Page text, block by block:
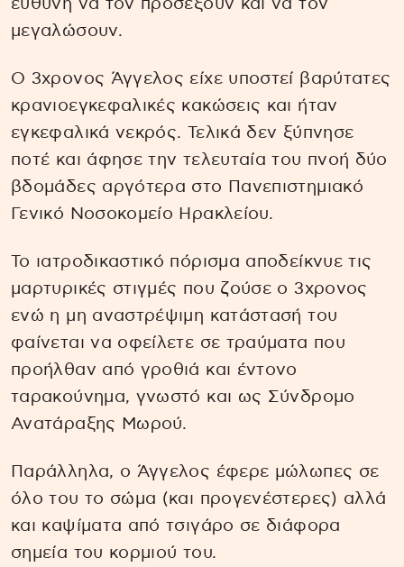
ευθύνη να τον προσέξουν και να τον
μεγαλώσουν.
Ο 3χρονος Άγγελος είχε υποστεί βαρύτατες
κρανιοεγκεφαλικές κακώσεις και ήταν
εγκεφαλικά νεκρός. Τελικά δεν ξύπνησε
ποτέ και άφησε την τελευταία του πνοή δύο
βδομάδες αργότερα στο Πανεπιστημιακό
Γενικό Νοσοκομείο Ηρακλείου.
Το ιατροδικαστικό πόρισμα αποδείκνυε τις
μαρτυρικές στιγμές που ζούσε ο 3χρονος
ενώ η μη αναστρέψιμη κατάστασή του
φαίνεται να οφείλετε σε τραύματα που
προήλθαν από γροθιά και έντονο
ταρακούνημα, γνωστό και ως Σύνδρομο
Ανατάραξης Μωρού.
Παράλληλα, ο Άγγελος έφερε μώλωπες σε
όλο του το σώμα (και προγενέστερες) αλλά
και καψίματα από τσιγάρο σε διάφορα
σημεία του κορμιού του.